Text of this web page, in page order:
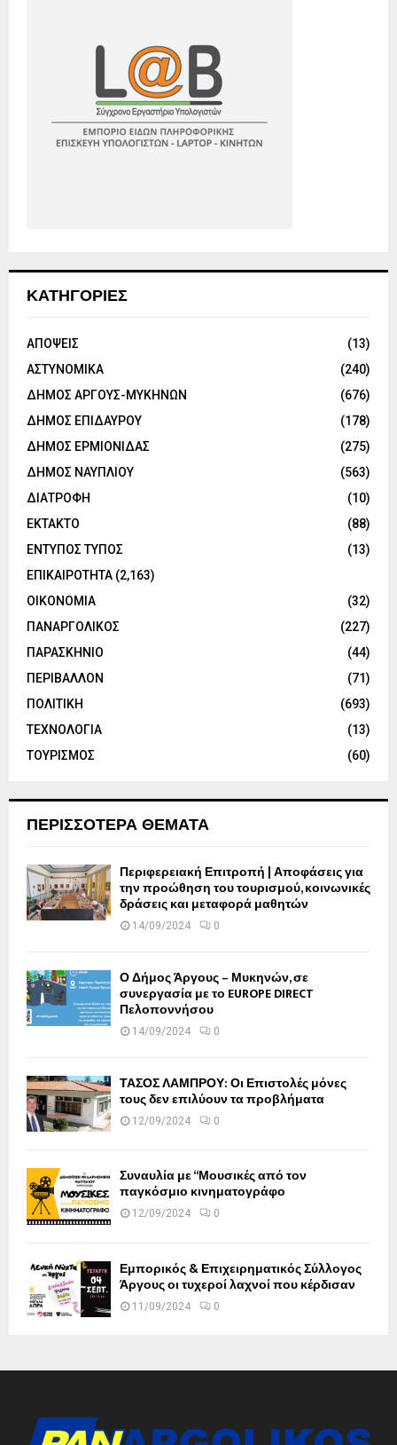
ΚΑΤΗΓΟΡΙΕΣ
ΑΠΟΨΕΙΣ
(13)
ΑΣΤΥΝΟΜΙΚΑ
(240)
ΔΗΜΟΣ ΑΡΓΟΥΣ-ΜΥΚΗΝΩΝ
(676)
ΔΗΜΟΣ ΕΠΙΔΑΥΡΟΥ
(178)
ΔΗΜΟΣ ΕΡΜΙΟΝΙΔΑΣ
(275)
ΔΗΜΟΣ ΝΑΥΠΛΙΟΥ
(563)
ΔΙΑΤΡΟΦΗ
(10)
ΕΚΤΑΚΤΟ
(88)
ΕΝΤΥΠΟΣ ΤΥΠΟΣ
(13)
ΕΠΙΚΑΙΡΟΤΗΤΑ (2,163)
ΟΙΚΟΝΟΜΙΑ
(32)
ΠΑΝΑΡΓΟΛΙΚΟΣ
(227)
ΠΑΡΑΣΚΗΝΙΟ
(44)
ΠΕΡΙΒΑΛΛΟΝ
(71)
ΠΟΛΙΤΙΚΗ
(693)
ΤΕΧΝΟΛΟΓΙΑ
(13)
ΤΟΥΡΙΣΜΟΣ
(60)
ΠΕΡΙΣΣΟΤΕΡΑ ΘΕΜΑΤΑ
Περιφερειακή Επιτροπή | Αποφάσεις για
την προώθηση του τουρισμού, κοινωνικές
δράσεις και μεταφορά μαθητών
14/09/2024 0
Ο Δήμος Άργους – Μυκηνών, σε
συνεργασία με το EUROPE DIRECT
Πελοποννήσου
14/09/2024 0
ΤΑΣΟΣ ΛΑΜΠΡΟΥ: Οι Επιστολές μόνες
τους δεν επιλύουν τα προβλήματα
12/09/2024 0
Συναυλία με “Μουσικές από τον
παγκόσμιο κινηματογράφο
12/09/2024 0
Εμπορικός & Επιχειρηματικός Σύλλογος
Άργους οι τυχεροί λαχνοί που κέρδισαν
11/09/2024 0